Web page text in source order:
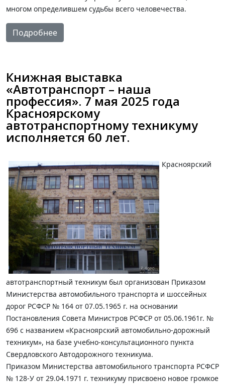
многом определившем судьбы всего человечества.
Подробнее
Книжная выставка
«Автотранспорт – наша
профессия». 7 мая 2025 года
Красноярскому
автотранспортному техникуму
исполняется 60 лет.
Красноярский
автотранспортный техникум был организован Приказом
Министерства автомобильного транспорта и шоссейных
дорог РСФСР № 164 от 07.05.1965 г. на основании
Постановления Совета Министров РСФСР от 05.06.1961г. №
696 с названием «Красноярский автомобильно-дорожный
техникум», на базе учебно-консультационного пункта
Свердловского Автодорожного техникума.
Приказом Министерства автомобильного транспорта РСФСР
№ 128-У от 29.04.1971 г. техникуму присвоено новое громкое